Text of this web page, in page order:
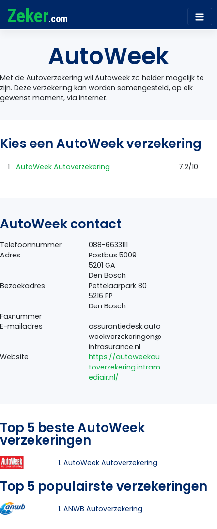
Zeker.com
AutoWeek
Met de Autoverzekering wil Autoweek zo helder mogelijk te
zijn. Deze verzekering kan worden samengesteld, op elk
gewenst moment, via internet.
Kies een AutoWeek verzekering
1 AutoWeek Autoverzekering 7.2/10
AutoWeek contact
Telefoonnummer
088-6633111
Adres
Postbus 5009
5201 GA
Den Bosch
Bezoekadres
Pettelaarpark 80
5216 PP
Den Bosch
Faxnummer
E-mailadres
assurantiedesk.auto
weekverzekeringen@
intrasurance.nl
Website
https://autoweekau
toverzekering.intram
ediair.nl/
Top 5 beste AutoWeek
verzekeringen
1. AutoWeek Autoverzekering
Top 5 populairste verzekeringen
1. ANWB Autoverzekering